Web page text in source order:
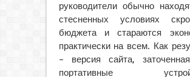
руководители обычно
стесненных условиях
бюджета и стараются
практически на всем. Как
– версия сайта,
портативные